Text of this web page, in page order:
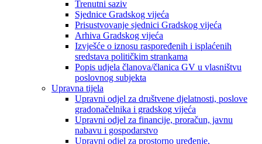
Trenutni saziv
Sjednice Gradskog vijeća
Prisustvovanje sjednici Gradskog vijeća
Arhiva Gradskog vijeća
Izvješće o iznosu raspoređenih i isplaćenih
sredstava političkim strankama
Popis udjela članova/članica GV u vlasništvu
poslovnog subjekta
Upravna tijela
Upravni odjel za društvene djelatnosti, poslove
gradonačelnika i gradskog vijeća
Upravni odjel za financije, proračun, javnu
nabavu i gospodarstvo
Upravni odjel za prostorno uređenje,